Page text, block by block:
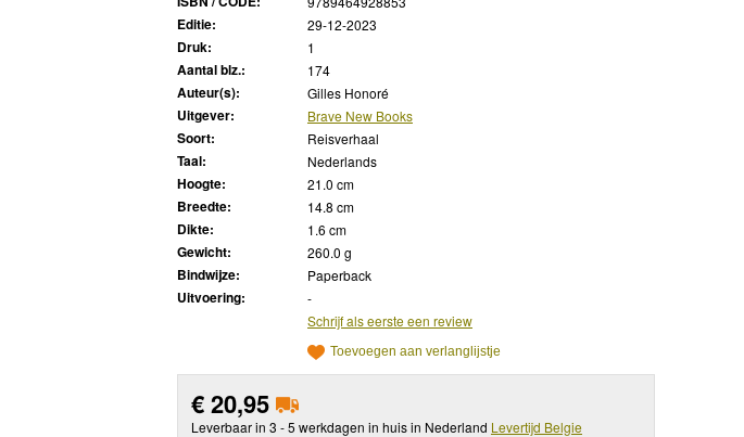
Editie: 29-12-2023
Druk: 1
Aantal blz.: 174
Auteur(s): Gilles Honoré
Uitgever: Brave New Books
Soort: Reisverhaal
Taal: Nederlands
Hoogte: 21.0 cm
Breedte: 14.8 cm
Dikte: 1.6 cm
Gewicht: 260.0 g
Bindwijze: Paperback
Uitvoering:
-
Schrijf als eerste een review
Toevoegen aan verlanglijstje
€20,95
Leverbaar in 3 - 5 werkdagen in huis in Nederland Levertijd Belgie